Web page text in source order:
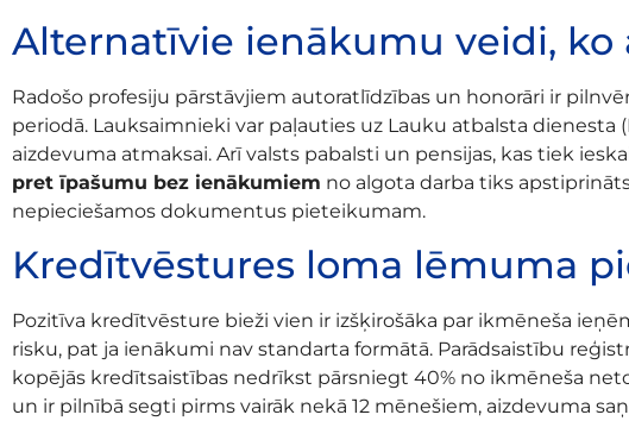
Alternatīvie ienākumu veidi, ko
Radošo profesiju pārstāvjiem autoratlīdzības un honorāri ir
periodā. Lauksaimnieki var paļauties uz Lauku atbalsta
aizdevuma atmaksai. Arī valsts pabalsti un pensijas, kas tiek
pret īpašumu bez ienākumiem no algota darba tiks
nepieciešamos dokumentus pieteikumam.
Kredītvēstures loma lēmuma
Pozitīva kredītvēsture bieži vien ir izšķirošāka par ikmēneša
risku, pat ja ienākumi nav standarta formātā. Parādsaistību
kopējās kredītsaistības nedrīkst pārsniegt 40% no ikmēneša
un ir pilnībā segti pirms vairāk nekā 12 mēnešiem, aizdevuma